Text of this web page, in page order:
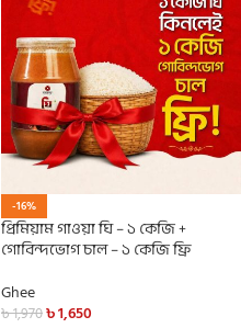
-16%
প্রিমিয়াম গাওয়া ঘি – ১ কেজি +
গোবিন্দভোগ চাল – ১ কেজি ফ্রি
Ghee
৳1,970৳1,650